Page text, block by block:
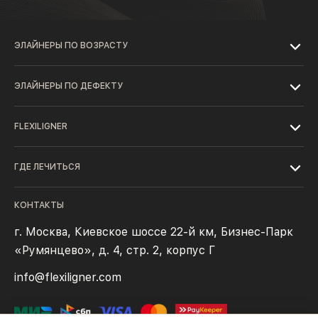
ЭЛАЙНЕРЫ ПО ВОЗРАСТУ
ЭЛАЙНЕРЫ ПО ДЕФЕКТУ
FLEXILIGNER
ГДЕ ЛЕЧИТЬСЯ
КОНТАКТЫ
г. Москва, Киевское шоссе 22-й км, Бизнес-Парк
«Румянцево», д. 4, стр. 2, корпус Г
info@flexiligner.com